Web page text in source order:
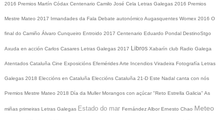
2016 Premios Martín Códax Centenario Camilo José Cela Letras Galegas 2016 Premios
Mestre Mateo 2017 Irmandades da Fala Debate autonómico Augasquentes Womex 2016 O
final do Camiño Álvaro Cunqueiro Entroido 2017 Centenario Eduardo Pondal DestinoStgo
Axuda en acción Carlos Casares Letras Galegas 2017 Libros Xabarín club Radio Galega
Atentados Cataluña Cine Exposicións EfeméridesArte Incendios Viradeira Fotografía Letras
Galegas 2018 Eleccións en Cataluña Eleccións Cataluña 21-D Este Nadal canta con nós
Premios Mestre Mateo 2018 Día da Muller Morangos con açúcar "Reto Estrella Galicia" As
miñas primeiras Letras Galegas Estado do mar Fernández Albor Ernesto Chao Meteo